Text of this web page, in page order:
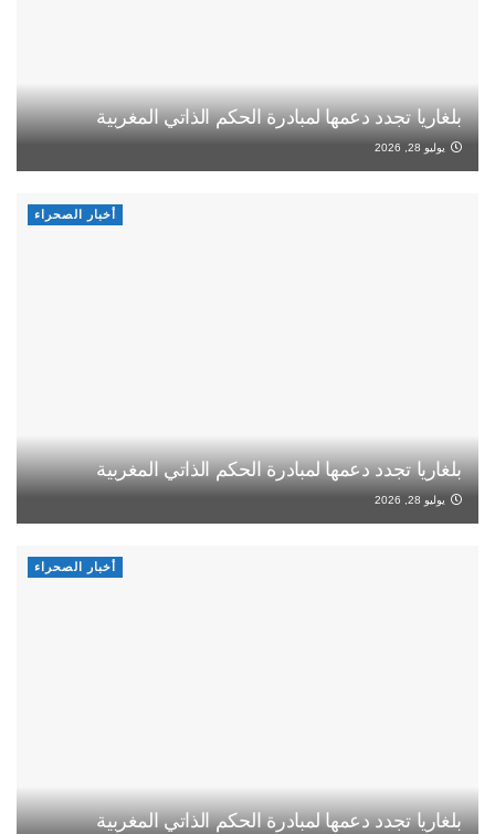
بلغاريا تجدد دعمها لمبادرة الحكم الذاتي المغربية
يوليو 28, 2026
أخبار الصحراء
بلغاريا تجدد دعمها لمبادرة الحكم الذاتي المغربية
يوليو 28, 2026
أخبار الصحراء
بلغاريا تجدد دعمها لمبادرة الحكم الذاتي المغربية